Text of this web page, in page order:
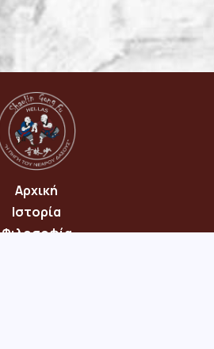
Αρχική
Ιστορία
Φιλοσοφία